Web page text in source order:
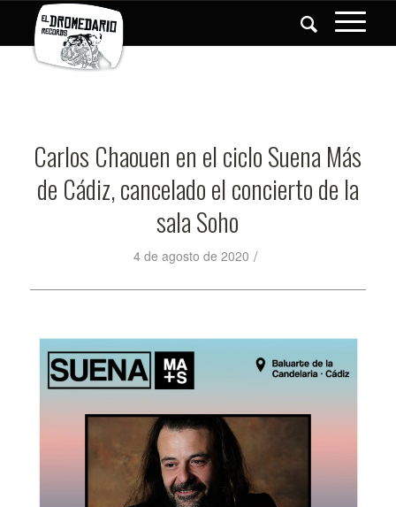
Carlos Chaouen en el ciclo Suena Más
de Cádiz, cancelado el concierto de la
sala Soho
4 de agosto de 2020 /